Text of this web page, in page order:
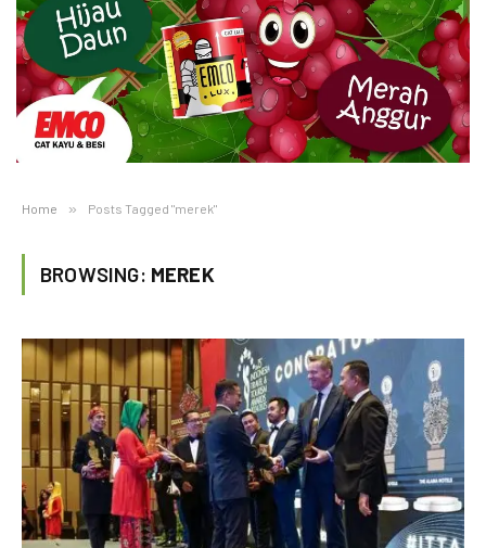
Home » Posts Tagged "merek"
BROWSING: MEREK